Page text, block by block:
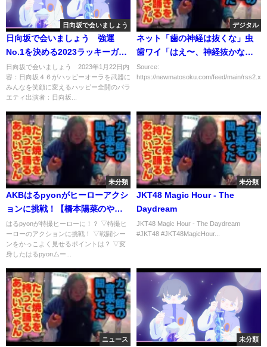
日向坂で会いましょう
日向坂で会いましょう 強運
No.1を決める2023ラッキーガー
ル選手権 1月22日
日向坂で会いましょう 2023年1月22日内
容：日向坂４６がハッピーオーラを武器に
みんなを笑顔に変えるハッピー全開のバラ
エティ出演者：日向坂...
デジタル
ネット「歯の神経は抜くな」虫
歯ワイ「はえ〜、神経抜かない
ように治療お願いします」歯医
者「あのさあ…笑」
Source:
https://newmatosoku.com/feed/main/
未分類
AKBはるpyonがヒーローアクシ
ョンに挑戦！【橋本陽菜のやっ
てみっちゃ】
はるpyonが特撮ヒーローに！？ ▽特撮ヒ
ーローのアクションに挑戦！ ▽戦闘シー
ンをかっこよく見せるポイントは？ ▽変
身したはるpyonムー...
未分類
JKT48 Magic Hour - The
Daydream
JKT48 Magic Hour - The Daydream
#JKT48 #JKT48MagicHour...
ニュース 未分類